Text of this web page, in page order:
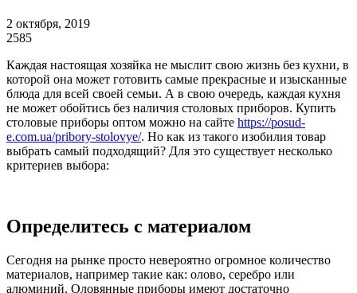
2 октября, 2019
2585
Каждая настоящая хозяйка не мыслит свою жизнь без кухни, в
которой она может готовить самые прекрасные и изысканные
блюда для всей своей семьи. А в свою очередь, каждая кухня
не может обойтись без наличия столовых приборов. Купить
столовые приборы оптом можно на сайте https://posud-
e.com.ua/pribory-stolovye/. Но как из такого изобилия товар
выбрать самый подходящий? Для это существует несколько
критериев выбора:
Определитесь с материалом
Сегодня на рынке просто невероятно огромное количество
материалов, например такие как: олово, серебро или
алюминий. Оловянные приборы имеют достаточно